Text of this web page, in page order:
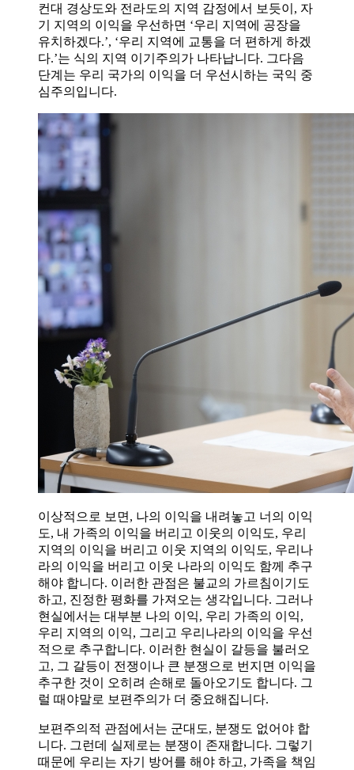
컨대 경상도와 전라도의 지역 감정에서 보듯이, 자
기 지역의 이익을 우선하면 ‘우리 지역에 공장을
유치하겠다.’, ‘우리 지역에 교통을 더 편하게 하겠
다.’는 식의 지역 이기주의가 나타납니다. 그다음
단계는 우리 국가의 이익을 더 우선시하는 국익 중
심주의입니다.
이상적으로 보면, 나의 이익을 내려놓고 너의 이익
도, 내 가족의 이익을 버리고 이웃의 이익도, 우리
지역의 이익을 버리고 이웃 지역의 이익도, 우리나
라의 이익을 버리고 이웃 나라의 이익도 함께 추구
해야 합니다. 이러한 관점은 불교의 가르침이기도
하고, 진정한 평화를 가져오는 생각입니다. 그러나
현실에서는 대부분 나의 이익, 우리 가족의 이익,
우리 지역의 이익, 그리고 우리나라의 이익을 우선
적으로 추구합니다. 이러한 현실이 갈등을 불러오
고, 그 갈등이 전쟁이나 큰 분쟁으로 번지면 이익을
추구한 것이 오히려 손해로 돌아오기도 합니다. 그
럴 때야말로 보편주의가 더 중요해집니다.
보편주의적 관점에서는 군대도, 분쟁도 없어야 합
니다. 그런데 실제로는 분쟁이 존재합니다. 그렇기
때문에 우리는 자기 방어를 해야 하고, 가족을 책임